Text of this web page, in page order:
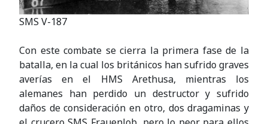
SMS V-187
Con este combate se cierra la primera fase de la
batalla, en la cual los británicos han sufrido graves
averías en el HMS Arethusa, mientras los
alemanes han perdido un destructor y sufrido
daños de consideración en otro, dos dragaminas y